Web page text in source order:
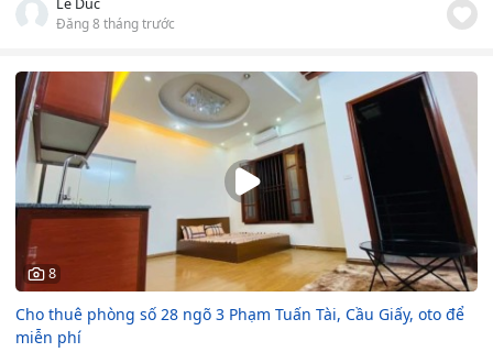
Le Duc
Đăng 8 tháng trước
8
Cho thuê phòng số 28 ngõ 3 Phạm Tuấn Tài, Cầu Giấy, oto để
miễn phí